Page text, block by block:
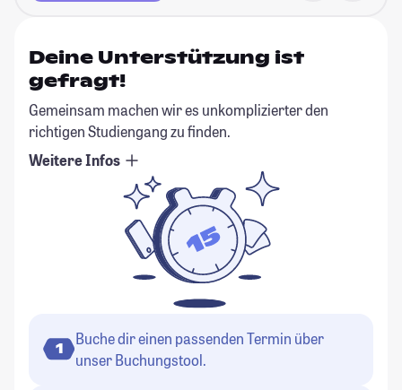
Deine Unterstützung ist
gefragt!
Gemeinsam machen wir es unkomplizierter den
richtigen Studiengang zu finden.
Weitere Infos
1
Buche dir einen passenden Termin über
unser Buchungstool.